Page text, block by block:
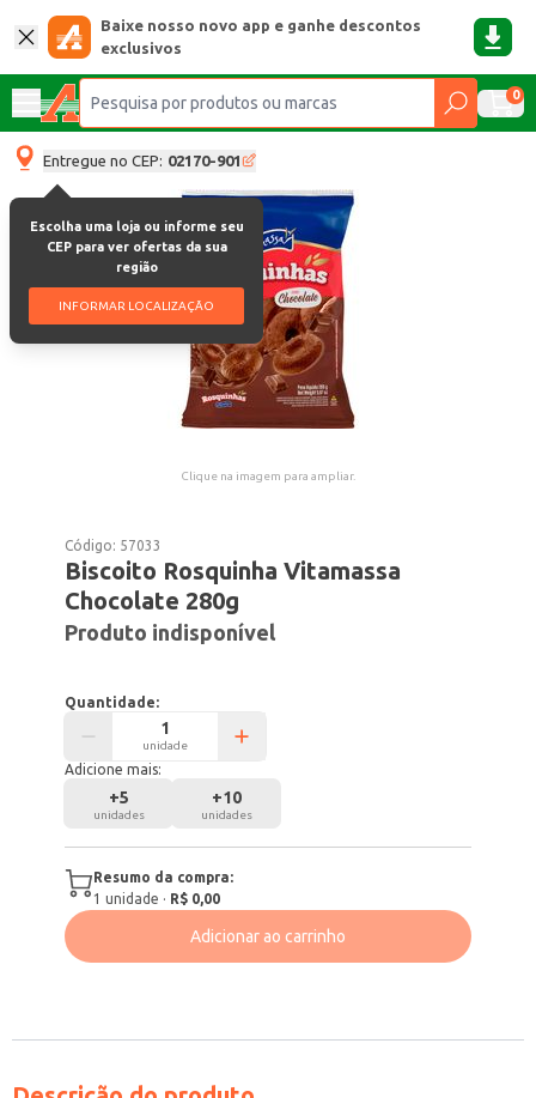
Baixe nosso novo app e ganhe descontos
exclusivos
0
Entregue no CEP: 02170-901
Escolha uma loja ou informe seu
CEP para ver ofertas da sua
região
INFORMAR LOCALIZAÇÃO
Clique na imagem para ampliar.
Código: 57033
Biscoito Rosquinha Vitamassa
Chocolate 280g
Produto indisponível
Quantidade:
unidade
Adicione mais:
+5
unidades
+10
unidades
Resumo da compra:
1 unidade · R$ 0,00
Adicionar ao carrinho